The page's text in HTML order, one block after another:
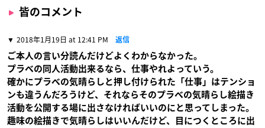
皆のコメント
2018年1月19日 at 12:41 PM 返信
ご本人の言い分読んだけどよくわからなかった。
プラベの同人活動出来るなら、仕事やれよっていう。
確かにプラベの気晴らしと押し付けられた「仕事」はテンショ
ンも違うんだろうけど、それならそのプラベの気晴らし絵描き
活動を公開する場に出さなければいいのにと思ってしまった。
趣味の絵描きで気晴らしはいいんだけど、目につくところに出